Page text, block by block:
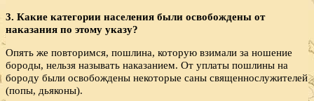
3. Какие категории населения были освобождены от
наказания по этому указу?
Опять же повторимся, пошлина, которую взимали за ношение
бороды, нельзя называть наказанием. От уплаты пошлины на
бороду были освобождены некоторые саны священнослужителей
(попы, дьяконы).